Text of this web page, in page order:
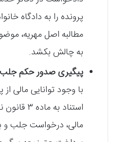
دادخواست در دفاتر
پرونده را به دادگاه
مطالبه اصل مهریه،
به چالش بکشد.
پیگیری صدور حکم جلب:
با وجود توانایی مالی از
استناد
مالی، درخواست جلب و